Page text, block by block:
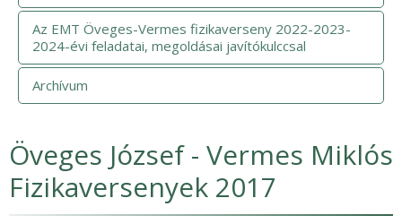
Az EMT Öveges-Vermes fizikaverseny 2022-2023-
2024-évi feladatai, megoldásai javítókulccsal
Archívum
Öveges József - Vermes Miklós
Fizikaversenyek 2017